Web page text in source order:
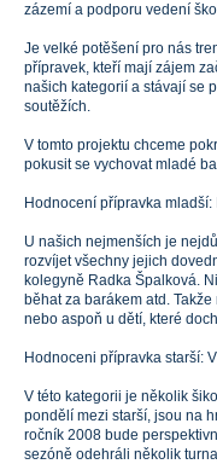
zázemí a podporu vedení
Je velké potěšení pro nás
přípravek, kteří mají zájem
našich kategorií a stávají se
soutěžích.
V tomto projektu chceme
pokusit se vychovat mladé
Hodnocení přípravka mladší:
U našich nejmenších je
rozvíjet všechny jejich
kolegyně Radka Špalková.
běhat za barákem atd.
nebo aspoň u dětí, které
Hodnoceni přípravka starší:
V této kategorii je několik
pondělí mezi starší, jsou na
ročník 2008 bude
sezóně odehráli několik